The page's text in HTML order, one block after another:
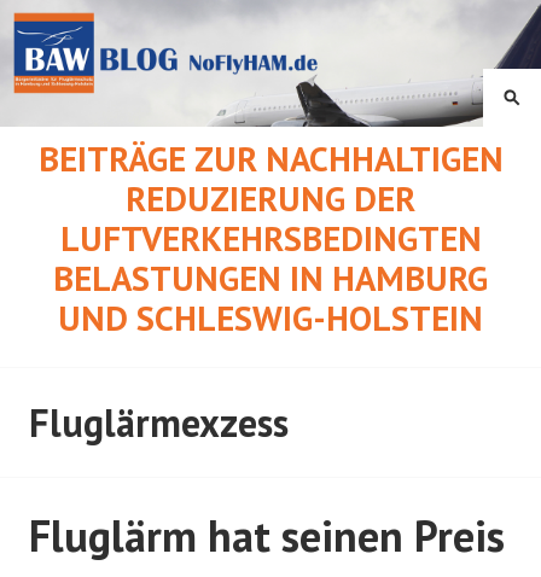
Springe
zum
Inhalt
BEITRÄGE ZUR NACHHALTIGEN
REDUZIERUNG DER
LUFTVERKEHRSBEDINGTEN
BELASTUNGEN IN HAMBURG
UND SCHLESWIG-HOLSTEIN
Fluglärmexzess
Fluglärm hat seinen Preis